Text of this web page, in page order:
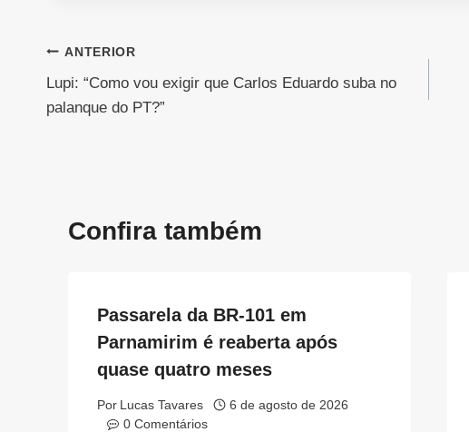
Navegação
de
ANTERIOR
Lupi: “Como vou exigir que Carlos Eduardo suba no
palanque do PT?”
Confira também
Passarela da BR-101 em
Parnamirim é reaberta após
quase quatro meses
Por Lucas Tavares
6 de agosto de 2026
0 Comentários